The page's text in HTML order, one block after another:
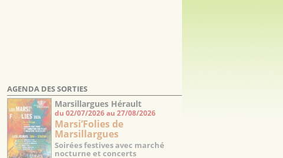
AGENDA DES SORTIES
Marsillargues Hérault
du 02/07/2026 au 27/08/2026
Marsi’Folies de
Marsillargues
Soirées festives avec marché
nocturne et concerts